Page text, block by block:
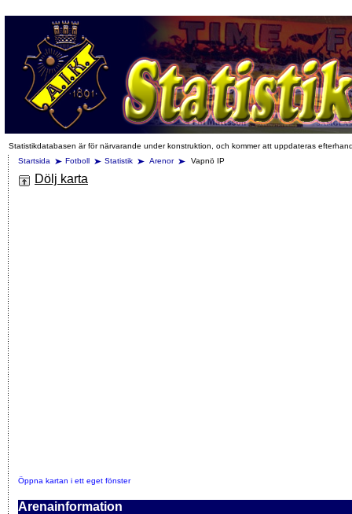
Statistikdatabasen är för närvarande under konstruktion, och kommer att uppdateras
Startsida
Fotboll Statistik Arenor Vapnö IP
Dölj karta
Öppna kartan i ett eget fönster
Arenainformation